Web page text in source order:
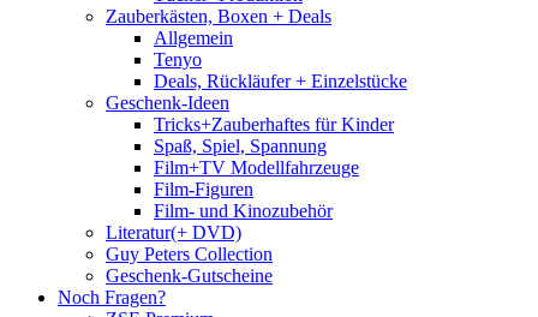
Zauberkästen, Boxen + Deals
Allgemein
Tenyo
Deals, Rückläufer + Einzelstücke
Geschenk-Ideen
Tricks+Zauberhaftes für Kinder
Spaß, Spiel, Spannung
Film+TV Modellfahrzeuge
Film-Figuren
Film- und Kinozubehör
Literatur(+ DVD)
Guy Peters Collection
Geschenk-Gutscheine
Noch Fragen?